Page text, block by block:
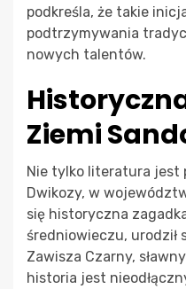
podkreśla, że takie
podtrzymywania
nowych talentów.
Ziemi
Nie tylko literatura jest
Dwikozy, w
się historyczna
średniowieczu, urodził
Zawisza Czarny,
historia jest